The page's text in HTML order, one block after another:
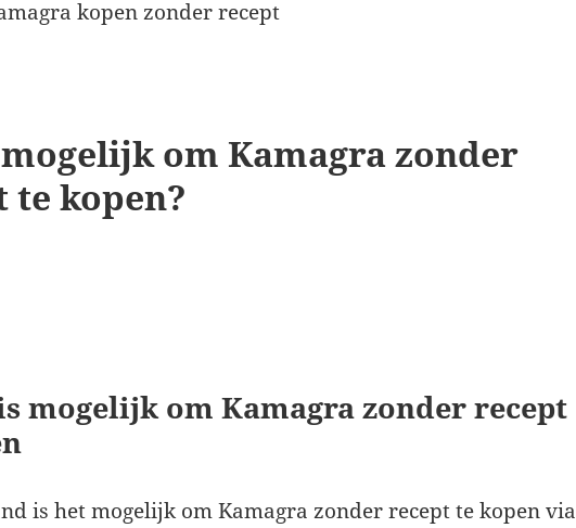
om Kamagra zonder
te kopen?
mogelijk om Kamagra zonder recept
is het mogelijk om Kamagra zonder recept te kopen via